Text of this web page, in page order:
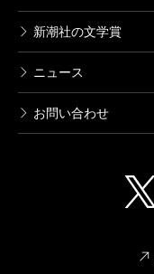
新潮社の文学賞
ニュース
お問い合わせ